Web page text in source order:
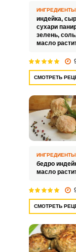
ИНГРЕДИЕНТЫ
индейка,
сухари
зелень,
масло
СМОТРЕТЬ
ИНГРЕДИЕНТЫ
бедро
масло
СМОТРЕТЬ